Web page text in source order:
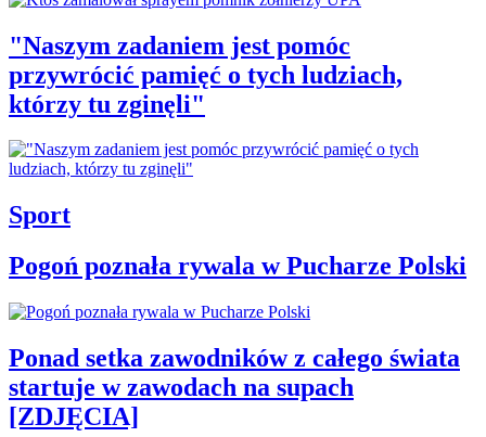
"Naszym zadaniem jest pomóc
przywrócić pamięć o tych ludziach,
którzy tu zginęli"
Sport
Pogoń poznała rywala w Pucharze Polski
Ponad setka zawodników z całego świata
startuje w zawodach na supach
[ZDJĘCIA]